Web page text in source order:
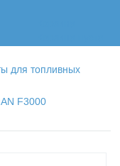
для топливных
F3000